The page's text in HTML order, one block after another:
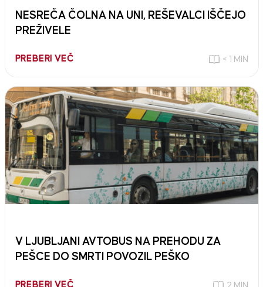
NESREČA ČOLNA NA UNI, REŠEVALCI IŠČEJO
PREŽIVELE
PREBERI VEČ < 1 MIN
V LJUBLJANI AVTOBUS NA PREHODU ZA
PEŠCE DO SMRTI POVOZIL PEŠKO
PREBERI VEČ